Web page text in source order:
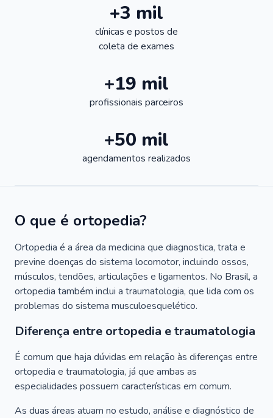
+3 mil
clínicas e postos de
coleta de exames
+19 mil
profissionais parceiros
+50 mil
agendamentos realizados
O que é ortopedia?
Ortopedia é a área da medicina que diagnostica, trata e
previne doenças do sistema locomotor, incluindo ossos,
músculos, tendões, articulações e ligamentos. No Brasil, a
ortopedia também inclui a traumatologia, que lida com os
problemas do sistema musculoesquelético.
Diferença entre ortopedia e traumatologia
É comum que haja dúvidas em relação às diferenças entre
ortopedia e traumatologia, já que ambas as
especialidades possuem características em comum.
As duas áreas atuam no estudo, análise e diagnóstico de